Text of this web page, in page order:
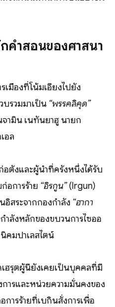
คำสอนของศาสนา
มืองที่โน้มเอียงไปยัง
บรวมมาเป็น “พรรคลิคุด”
ามิน เนทันยาฮู นายก
อล
อตั้งและผู้นำที่ครั้งหนึ่งได้รับ
อการร้าย “อิรกูน”(Irgun)
สระจากกองกำลัง “ฮากา
ลังหลักของขบวนการไซออ
คมปาเลสไตน์
เฮรุตผู้นี้ยังเคยเป็นบุคคลที่มี
ารและหน่วยความมั่นคงของ
ารร้ายที่เบกินสั่งการเพื่อ